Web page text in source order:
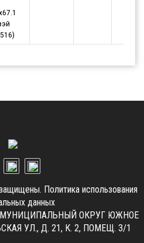
Политика использования
данных
МУНИЦИПАЛЬНЫЙ ОКРУГ ЮЖНОЕ
УЛ., Д. 21, К. 2, ПОМЕЩ. 3/1